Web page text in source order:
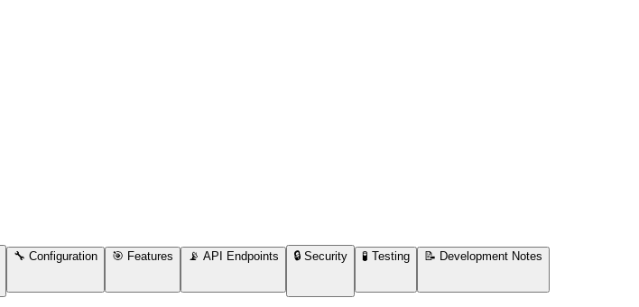
🔧 Configuration 🎯 Features 📡 API Endpoints 🔒 Security 🧪 Testing 📝 Development Notes